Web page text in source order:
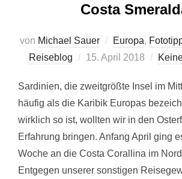
Costa
von Michael Sauer Europa,
Reiseblog
Veröffentlicht
15. April 2018
Sardinien, die zweitgrößte Insel im
häufig als die Karibik Europas
wirklich so ist, wollten wir in den
Erfahrung bringen. Anfang April ging
Woche an die Costa Corallina im
Entgegen unserer sonstigen